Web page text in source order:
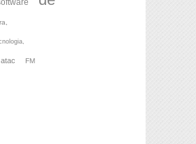
atac FM